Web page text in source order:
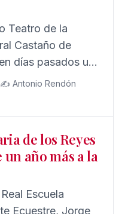
Castaño de
✍️ Antonio Rendón
de los Reyes
un año más a la
Escuela
Ecuestre, Jorge